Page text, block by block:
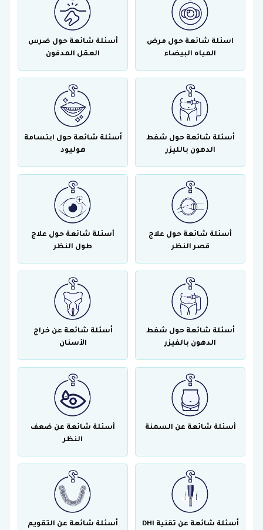
اسئلة شائعة حول مرض
المياه البيضاء
أسئلة شائعة حول ضرس
العقل المدفون
أسئلة شائعة حول شفط
الدهون بالليزر
أسئلة شائعة حول ابتسامة
هوليود
أسئلة شائعة حول علاج
قصر النظر
أسئلة شائعة حول علاج
طول النظر
أسئلة شائعة حول شفط
الدهون بالفيزر
أسئلة شائعة عن خراج
الأسنان
أسئلة شائعة عن السمنة
أسئلة شائعة عن ضعف
النظر
أسئلة شائعة عن تقنية DHI أسئلة شائعة عن التقويم